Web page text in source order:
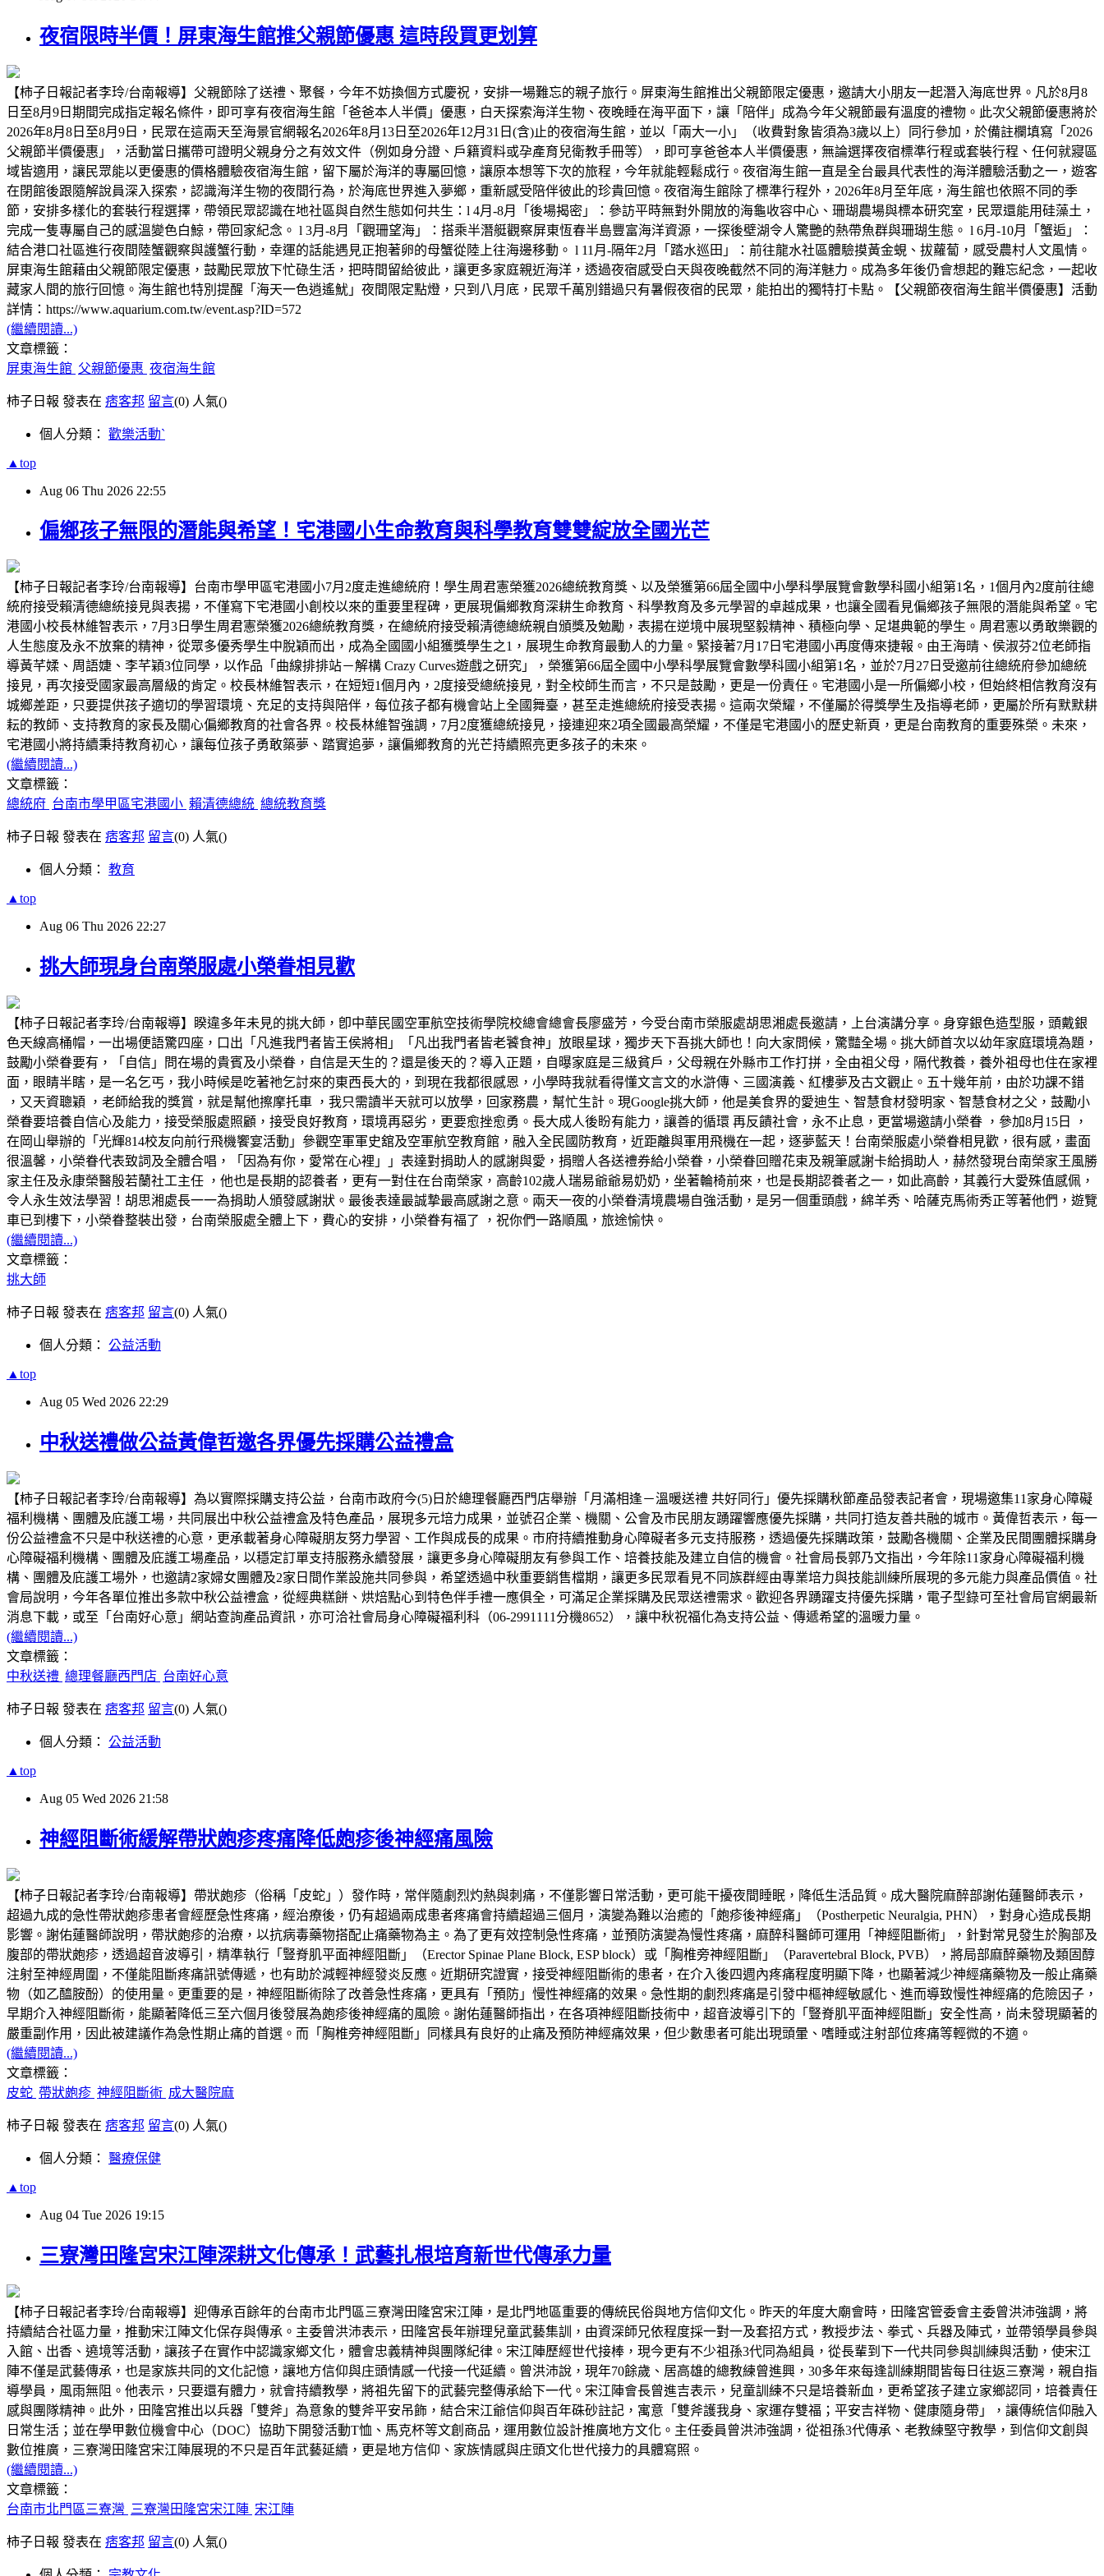
夜宿限時半價！屏東海生館推父親節優惠 這時段買更划算
【柿子日報記者李玲/台南報導】父親節除了送禮、聚餐，今年不妨換個方式慶祝，安排一場難忘的親子旅行。屏東海生館推出父親節限定優惠，邀請大小朋友一起潛入海底世界。凡於8月8
日至8月9日期間完成指定報名條件，即可享有夜宿海生館「爸爸本人半價」優惠，白天探索海洋生物、夜晚睡在海平面下，讓「陪伴」成為今年父親節最有溫度的禮物。此次父親節優惠將於
2026年8月8日至8月9日，民眾在這兩天至海景官網報名2026年8月13日至2026年12月31日(含)止的夜宿海生館，並以「兩大一小」（收費對象皆須為3歲以上）同行參加，於備註欄填寫「2026
父親節半價優惠」，活動當日攜帶可證明父親身分之有效文件（例如身分證、戶籍資料或孕產育兒衛教手冊等），即可享爸爸本人半價優惠，無論選擇夜宿標準行程或套裝行程、任何就寢區
域皆適用，讓民眾能以更優惠的價格體驗夜宿海生館，留下屬於海洋的專屬回憶，讓原本想等下次的旅程，今年就能輕鬆成行。夜宿海生館一直是全台最具代表性的海洋體驗活動之一，遊客
在閉館後跟隨解說員深入探索，認識海洋生物的夜間行為，於海底世界進入夢鄉，重新感受陪伴彼此的珍貴回憶。夜宿海生館除了標準行程外，2026年8月至年底，海生館也依照不同的季
節，安排多樣化的套裝行程選擇，帶領民眾認識在地社區與自然生態如何共生：l 4月-8月「後場揭密」：參訪平時無對外開放的海龜收容中心、珊瑚農場與標本研究室，民眾還能用硅藻土，
完成一隻專屬自己的感溫變色白鯨，帶回家紀念。 l 3月-8月「觀珊望海」：搭乘半潛艇觀察屏東恆春半島豐富海洋資源，一探後壁湖令人驚艷的熱帶魚群與珊瑚生態。 l 6月-10月「蟹逅」：
結合港口社區進行夜間陸蟹觀察與護蟹行動，幸運的話能遇見正抱著卵的母蟹從陸上往海邊移動。 l 11月-隔年2月「踏水巡田」：前往龍水社區體驗摸黃金蜆、拔蘿蔔，感受農村人文風情。
屏東海生館藉由父親節限定優惠，鼓勵民眾放下忙碌生活，把時間留給彼此，讓更多家庭親近海洋，透過夜宿感受白天與夜晚截然不同的海洋魅力。成為多年後仍會想起的難忘紀念，一起收
藏家人間的旅行回憶。海生館也特別提醒「海天一色逍遙魷」夜間限定點燈，只到八月底，民眾千萬別錯過只有暑假夜宿的民眾，能拍出的獨特打卡點。【父親節夜宿海生館半價優惠】活動
詳情：https://www.aquarium.com.tw/event.asp?ID=572
(繼續閱讀...)
文章標籤：
屏東海生館 父親節優惠 夜宿海生館
柿子日報 發表在 痞客邦 留言(0) 人氣()
個人分類： 歡樂活動ˋ
▲top
Aug 06 Thu 2026 22:55
偏鄉孩子無限的潛能與希望！宅港國小生命教育與科學教育雙雙綻放全國光芒
【柿子日報記者李玲/台南報導】台南市學甲區宅港國小7月2度走進總統府！學生周君憲榮獲2026總統教育獎、以及榮獲第66屆全國中小學科學展覽會數學科國小組第1名，1個月內2度前往總
統府接受賴清德總統接見與表揚，不僅寫下宅港國小創校以來的重要里程碑，更展現偏鄉教育深耕生命教育、科學教育及多元學習的卓越成果，也讓全國看見偏鄉孩子無限的潛能與希望。宅
港國小校長林維智表示，7月3日學生周君憲榮獲2026總統教育獎，在總統府接受賴清德總統親自頒獎及勉勵，表揚在逆境中展現堅毅精神、積極向學、足堪典範的學生。周君憲以勇敢樂觀的
人生態度及永不放棄的精神，從眾多優秀學生中脫穎而出，成為全國國小組獲獎學生之1，展現生命教育最動人的力量。緊接著7月17日宅港國小再度傳來捷報。由王海晴、侯淑芬2位老師指
導黃芊媃、周語婕、李芊穎3位同學，以作品「曲線排排站－解構 Crazy Curves遊戲之研究」，榮獲第66屆全國中小學科學展覽會數學科國小組第1名，並於7月27日受邀前往總統府參加總統
接見，再次接受國家最高層級的肯定。校長林維智表示，在短短1個月內，2度接受總統接見，對全校師生而言，不只是鼓勵，更是一份責任。宅港國小是一所偏鄉小校，但始終相信教育沒有
城鄉差距，只要提供孩子適切的學習環境、充足的支持與陪伴，每位孩子都有機會站上全國舞臺，甚至走進總統府接受表揚。這兩次榮耀，不僅屬於得獎學生及指導老師，更屬於所有默默耕
耘的教師、支持教育的家長及關心偏鄉教育的社會各界。校長林維智強調，7月2度獲總統接見，接連迎來2項全國最高榮耀，不僅是宅港國小的歷史新頁，更是台南教育的重要殊榮。未來，
宅港國小將持續秉持教育初心，讓每位孩子勇敢築夢、踏實追夢，讓偏鄉教育的光芒持續照亮更多孩子的未來。
(繼續閱讀...)
文章標籤：
總統府 台南市學甲區宅港國小 賴清德總統 總統教育獎
柿子日報 發表在 痞客邦 留言(0) 人氣()
個人分類： 教育
▲top
Aug 06 Thu 2026 22:27
挑大師現身台南榮服處小榮眷相見歡
【柿子日報記者李玲/台南報導】睽違多年未見的挑大師，卽中華民國空軍航空技術學院校總會總會長廖盛芳，今受台南市榮服處胡思湘處長邀請，上台演講分享。身穿銀色造型服，頭戴銀
色天線高桶帽，一出場便語驚四座，口出「凡進我門者皆王侯將相」「凡出我門者皆老饕食神」放眼星球，獨步天下吾挑大師也！向大家問候，驚豔全場。挑大師首次以幼年家庭環境為題，
鼓勵小榮眷要有，「自信」問在場的貴賓及小榮眷，自信是天生的？還是後天的？導入正題，自曝家庭是三級貧戶，父母親在外縣市工作打拼，全由祖父母，隔代教養，養外祖母也住在家裡
面，眼睛半瞎，是一名乞丐，我小時候是吃著祂乞討來的東西長大的，到現在我都很感恩，小學時我就看得懂文言文的水滸傳、三國演義、紅樓夢及古文觀止。五十幾年前，由於功課不錯
，又天資聰穎 ，老師給我的獎賞，就是幫他擦摩托車 ，我只需讀半天就可以放學，回家務農，幫忙生計。現Google挑大師，他是美食界的愛迪生、智慧食材發明家、智慧食材之父，鼓勵小
榮眷要培養自信心及能力，接受榮服處照顧，接受良好教育，環境再惡劣，更要愈挫愈勇。長大成人後盼有能力，讓善的循環 再反饋社會，永不止息，更當場邀請小榮眷 ，參加8月15日 ，
在岡山舉辦的「光輝814校友向前行飛機饗宴活動」參觀空軍軍史舘及空軍航空教育館，融入全民國防教育，近距離與軍用飛機在一起，逐夢藍天！台南榮服處小榮眷相見歡，很有感，畫面
很溫馨，小榮眷代表致詞及全體合唱，「因為有你，愛常在心裡」」表達對捐助人的感謝與愛，捐贈人各送禮券給小榮眷，小榮眷回贈花束及親筆感謝卡給捐助人，赫然發現台南榮家王風勝
家主任及永康榮醫殷若蘭社工主任 ，他也是長期的認養者，更有一對住在台南榮家，高齡102歲人瑞易爺爺易奶奶，坐著輪椅前來，也是長期認養者之一，如此高齡，其義行大愛殊值感佩，
令人永生效法學習！胡思湘處長一一為捐助人頒發感謝狀。最後表達最誠摯最高感謝之意。兩天一夜的小榮眷清境農場自強活動，是另一個重頭戲，綿羊秀、哈薩克馬術秀正等著他們，遊覽
車已到樓下，小榮眷整裝出發，台南榮服處全體上下，費心的安排，小榮眷有福了 ，祝你們一路順風，旅途愉快。
(繼續閱讀...)
文章標籤：
挑大師
柿子日報 發表在 痞客邦 留言(0) 人氣()
個人分類： 公益活動
▲top
Aug 05 Wed 2026 22:29
中秋送禮做公益黃偉哲邀各界優先採購公益禮盒
【柿子日報記者李玲/台南報導】為以實際採購支持公益，台南市政府今(5)日於總理餐廳西門店舉辦「月滿相逢－溫暖送禮 共好同行」優先採購秋節產品發表記者會，現場邀集11家身心障礙
福利機構、團體及庇護工場，共同展出中秋公益禮盒及特色產品，展現多元培力成果，並號召企業、機關、公會及市民朋友踴躍響應優先採購，共同打造友善共融的城市。黃偉哲表示，每一
份公益禮盒不只是中秋送禮的心意，更承載著身心障礙朋友努力學習、工作與成長的成果。市府持續推動身心障礙者多元支持服務，透過優先採購政策，鼓勵各機關、企業及民間團體採購身
心障礙福利機構、團體及庇護工場產品，以穩定訂單支持服務永續發展，讓更多身心障礙朋友有參與工作、培養技能及建立自信的機會。社會局長郭乃文指出，今年除11家身心障礙福利機
構、團體及庇護工場外，也邀請2家婦女團體及2家日間作業設施共同參與，希望透過中秋重要銷售檔期，讓更多民眾看見不同族群經由專業培力與技能訓練所展現的多元能力與產品價值。社
會局說明，今年各單位推出多款中秋公益禮盒，從經典糕餅、烘焙點心到特色伴手禮一應俱全，可滿足企業採購及民眾送禮需求。歡迎各界踴躍支持優先採購，電子型錄可至社會局官網最新
消息下載，或至「台南好心意」網站查詢產品資訊，亦可洽社會局身心障礙福利科（06-2991111分機8652），讓中秋祝福化為支持公益、傳遞希望的溫暖力量。
(繼續閱讀...)
文章標籤：
中秋送禮 總理餐廳西門店 台南好心意
柿子日報 發表在 痞客邦 留言(0) 人氣()
個人分類： 公益活動
▲top
Aug 05 Wed 2026 21:58
神經阻斷術緩解帶狀皰疹疼痛降低皰疹後神經痛風險
【柿子日報記者李玲/台南報導】帶狀皰疹（俗稱「皮蛇」）發作時，常伴隨劇烈灼熱與刺痛，不僅影響日常活動，更可能干擾夜間睡眠，降低生活品質。成大醫院麻醉部謝佑蓮醫師表示，
超過九成的急性帶狀皰疹患者會經歷急性疼痛，經治療後，仍有超過兩成患者疼痛會持續超過三個月，演變為難以治癒的「皰疹後神經痛」（Postherpetic Neuralgia, PHN），對身心造成長期
影響。謝佑蓮醫師說明，帶狀皰疹的治療，以抗病毒藥物搭配止痛藥物為主。為了更有效控制急性疼痛，並預防演變為慢性疼痛，麻醉科醫師可運用「神經阻斷術」，針對常見發生於胸部及
腹部的帶狀皰疹，透過超音波導引，精準執行「豎脊肌平面神經阻斷」（Erector Spinae Plane Block, ESP block）或「胸椎旁神經阻斷」（Paravertebral Block, PVB），將局部麻醉藥物及類固醇
注射至神經周圍，不僅能阻斷疼痛訊號傳遞，也有助於減輕神經發炎反應。近期研究證實，接受神經阻斷術的患者，在介入後四週內疼痛程度明顯下降，也顯著減少神經痛藥物及一般止痛藥
物（如乙醯胺酚）的使用量。更重要的是，神經阻斷術除了改善急性疼痛，更具有「預防」慢性神經痛的效果。急性期的劇烈疼痛是引發中樞神經敏感化、進而導致慢性神經痛的危險因子，
早期介入神經阻斷術，能顯著降低三至六個月後發展為皰疹後神經痛的風險。謝佑蓮醫師指出，在各項神經阻斷技術中，超音波導引下的「豎脊肌平面神經阻斷」安全性高，尚未發現顯著的
嚴重副作用，因此被建議作為急性期止痛的首選。而「胸椎旁神經阻斷」同樣具有良好的止痛及預防神經痛效果，但少數患者可能出現頭暈、嗜睡或注射部位疼痛等輕微的不適。
(繼續閱讀...)
文章標籤：
皮蛇 帶狀皰疹 神經阻斷術 成大醫院麻
柿子日報 發表在 痞客邦 留言(0) 人氣()
個人分類： 醫療保健
▲top
Aug 04 Tue 2026 19:15
三寮灣田隆宮宋江陣深耕文化傳承！武藝扎根培育新世代傳承力量
【柿子日報記者李玲/台南報導】迎傳承百餘年的台南市北門區三寮灣田隆宮宋江陣，是北門地區重要的傳統民俗與地方信仰文化。昨天的年度大廟會時，田隆宮管委會主委曾洪沛強調，將
持續結合社區力量，推動宋江陣文化保存與傳承。主委曾洪沛表示，田隆宮長年辦理兒童武藝集訓，由資深師兄依程度採一對一及套招方式，教授步法、拳式、兵器及陣式，並帶領學員參與
入館、出香、遶境等活動，讓孩子在實作中認識家鄉文化，體會忠義精神與團隊紀律。宋江陣歷經世代接棒，現今更有不少祖孫3代同為組員，從長輩到下一代共同參與訓練與活動，使宋江
陣不僅是武藝傳承，也是家族共同的文化記憶，讓地方信仰與庄頭情感一代接一代延續。曾洪沛說，現年70餘歲、居高雄的總教練曾進興，30多年來每逢訓練期間皆每日往返三寮灣，親自指
導學員，風雨無阻。他表示，只要還有體力，就會持續教學，將祖先留下的武藝完整傳承給下一代。宋江陣會長曾進吉表示，兒童訓練不只是培養新血，更希望孩子建立家鄉認同，培養責任
感與團隊精神。此外，田隆宮推出以兵器「雙斧」為意象的雙斧平安吊飾，結合宋江爺信仰與百年硃砂註記，寓意「雙斧護我身、家運存雙福；平安吉祥物、健康隨身帶」，讓傳統信仰融入
日常生活；並在學甲數位機會中心（DOC）協助下開發活動T恤、馬克杯等文創商品，運用數位設計推廣地方文化。主任委員曾洪沛強調，從祖孫3代傳承、老教練堅守教學，到信仰文創與
數位推廣，三寮灣田隆宮宋江陣展現的不只是百年武藝延續，更是地方信仰、家族情感與庄頭文化世代接力的具體寫照。
(繼續閱讀...)
文章標籤：
台南市北門區三寮灣 三寮灣田隆宮宋江陣 宋江陣
柿子日報 發表在 痞客邦 留言(0) 人氣()